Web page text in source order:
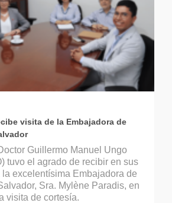
visita de la Embajadora de
Guillermo Manuel Ungo
tuvo el agrado de recibir en sus
excelentísima Embajadora de
Sra. Mylène Paradis, en
visita de cortesía.